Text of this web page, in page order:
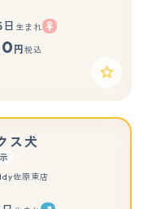
生まれ
円 税込
ス犬
佐原東店